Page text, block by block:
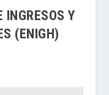
INGRESOS Y
(ENIGH)